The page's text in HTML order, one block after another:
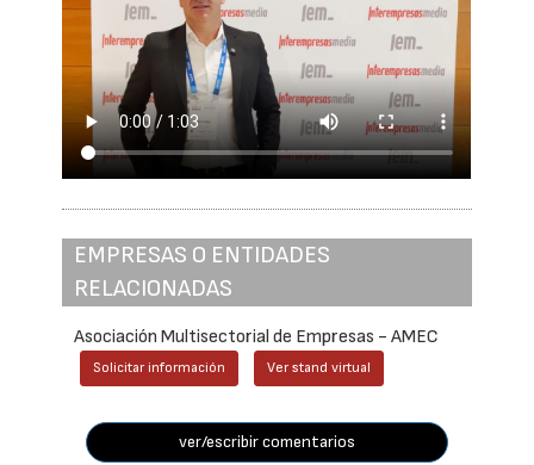
EMPRESAS O ENTIDADES
RELACIONADAS
Asociación Multisectorial de Empresas - AMEC
Solicitar información Ver stand virtual
ver/escribir comentarios